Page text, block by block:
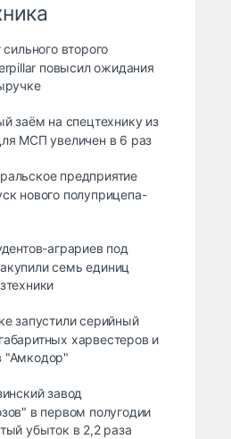
сильного второго
повысил ожидания
заём на спецтехнику из
МСП увеличен в 6 раз
предприятие
нового полуприцепа-
аграриев под
семь единиц
запустили серийный
харвестеров и
"Амкодор"
завод
в первом полугодии
убыток в 2,2 раза